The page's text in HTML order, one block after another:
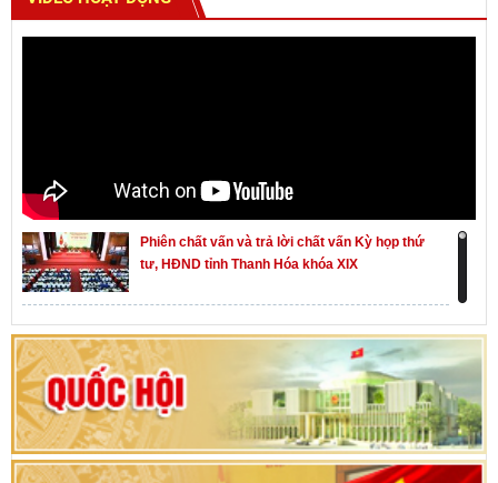
Phiên chất vấn và trả lời chất vấn Kỳ họp thứ
tư, HĐND tỉnh Thanh Hóa khóa XIX
Khai mạc kỳ họp thứ Nhất, Quốc hội khóa XVI
Hướng dẫn quy trình bỏ phiếu bầu cử ĐBQH
khoá XVI và đại biểu HĐND các cấp nhiệm kỳ
2026-2031